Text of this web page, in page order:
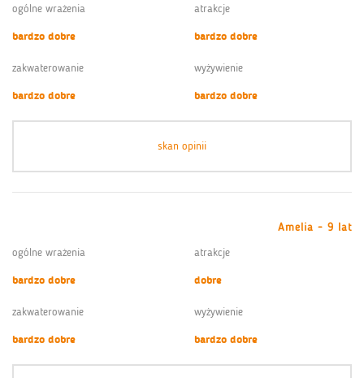
ogólne wrażenia
bardzo dobre
atrakcje
bardzo dobre
zakwaterowanie
bardzo dobre
wyżywienie
bardzo dobre
skan opinii
Amelia - 9 lat
ogólne wrażenia
bardzo dobre
atrakcje
dobre
zakwaterowanie
bardzo dobre
wyżywienie
bardzo dobre